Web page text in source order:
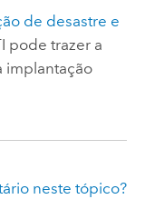
de desastre e
pode trazer a
implantação
neste tópico?